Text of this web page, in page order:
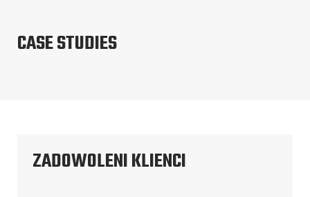
CASE STUDIES
ZADOWOLENI KLIENCI